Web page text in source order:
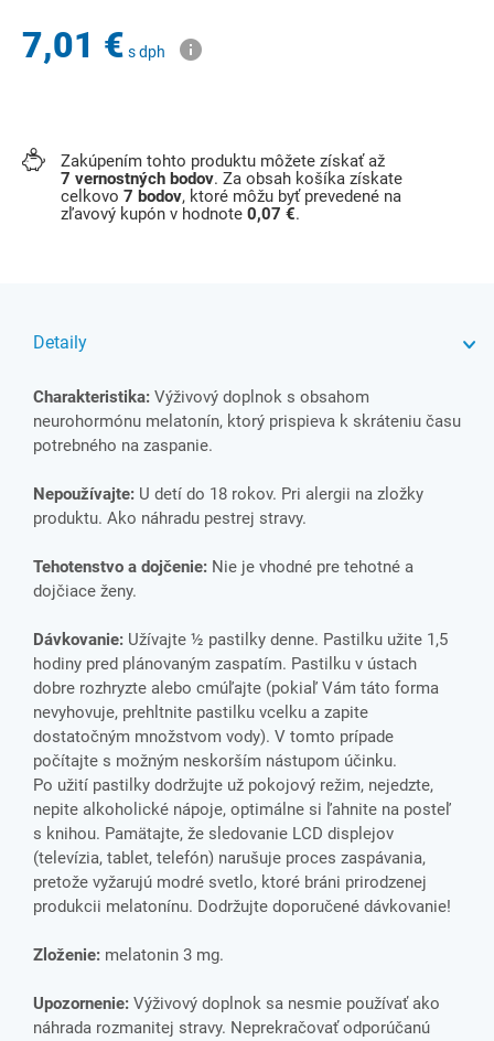
7,01 € s dph
Zakúpením tohto produktu môžete získať až
7 vernostných bodov. Za obsah košíka získate
celkovo 7 bodov, ktoré môžu byť prevedené na
zľavový kupón v hodnote 0,07 €.
Detaily
Charakteristika: Výživový doplnok s obsahom
neurohormónu melatonín, ktorý prispieva k skrá­teniu času
potrebného na zaspanie.
Nepoužívajte: U detí do 18 rokov. Pri alergii na zložky
produktu. Ako náhradu pestrej stravy.
Tehotenstvo a dojčenie: Nie je vhodné pre tehotné a
dojčiace ženy.
Dávkovanie: Užívajte ½ pastilky denne. Pastilku užite 1,5
hodiny pred plánovaným zaspatím. Pastilku v ústach
dobre rozhryzte alebo cmúľajte (pokiaľ Vám táto forma
nevyhovuje, prehltnite pastilku vcelku a zapite
dostatočným množstvom vody). V tomto prípade
počítajte s možným neskorším nástupom účinku.
Po užití pastilky dodržujte už pokojový režim, nejedzte,
nepite alkoholické nápoje, optimálne si ľahnite na posteľ
s knihou. Pamätajte, že sledovanie LCD displejov
(televízia, tablet, telefón) narušuje proces zaspávania,
pretože vyžarujú modré svetlo, ktoré bráni prirodzenej
produkcii melatonínu. Dodržujte doporučené dávkovanie!
Zloženie: melatonin 3 mg.
Upozornenie: Výživový doplnok sa nesmie používať ako
náhrada rozmanitej stravy. Neprekračovať odporúčanú